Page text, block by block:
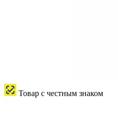
Товар с честным знаком